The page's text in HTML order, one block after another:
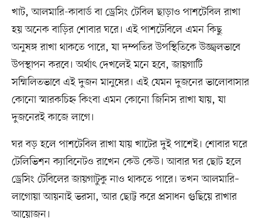
খাট, আলমারি-কাবার্ড বা ড্রেসিং টেবিল ছাড়াও পাশটেবিল রাখা
হয় অনেক বাড়ির শোবার ঘরে। এই পাশটেবিলে এমন কিছু
অনুষঙ্গ রাখা থাকতে পারে, যা দম্পতির উপস্থিতিকে উজ্জ্বলভাবে
উপস্থাপন করবে। অর্থাৎ দেখলেই মনে হবে, জায়গাটি
সম্মিলিতভাবে এই দুজন মানুষের। এই যেমন দুজনের ভালোবাসার
কোনো স্মারকচিহ্ন কিংবা এমন কোনো জিনিস রাখা যায়, যা
দুজনেরই কাজে লাগে।
ঘর বড় হলে পাশটেবিল রাখা যায় খাটের দুই পাশেই। শোবার ঘরে
টেলিভিশন ক্যাবিনেটও রাখেন কেউ কেউ। আবার ঘর ছোট হলে
ড্রেসিং টেবিলের জায়গাটুকু নাও থাকতে পারে। তখন আলমারি–
লাগোয়া আয়নাই ভরসা, আর ছোট্ট করে প্রসাধন গুছিয়ে রাখার
আয়োজন।